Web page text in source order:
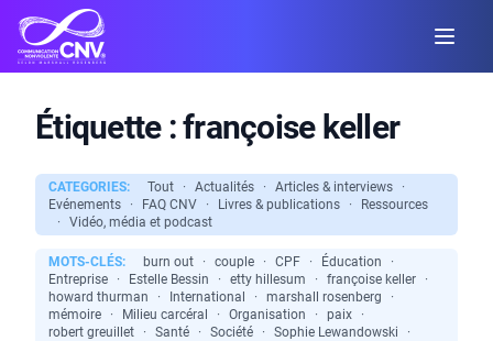
Étiquette :françoise keller
CATEGORIES: Tout · Actualités · Articles & interviews
·
Evénements
· FAQ CNV · Livres & publications ·
Ressources
·
Vidéo, média et podcast
MOTS-CLÉS: burn out · couple · CPF · Éducation
·
Entreprise
· Estelle Bessin · etty hillesum · françoise keller
·
howard thurman
· International · marshall rosenberg
·
mémoire
· Milieu carcéral · Organisation · paix
·
robert greuillet
· Santé · Société · Sophie Lewandowski
·